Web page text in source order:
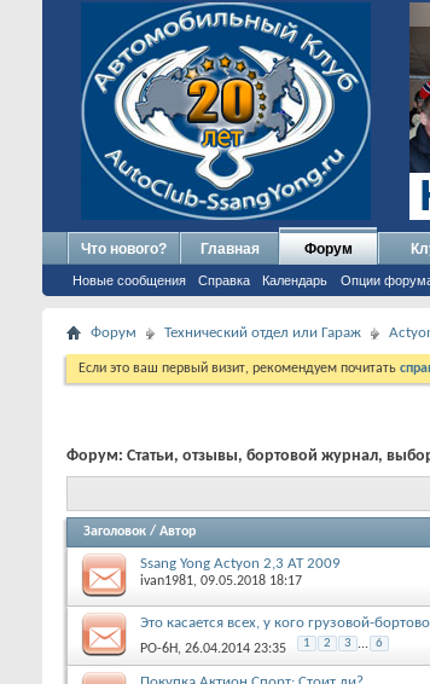
Что нового? Главная Форум
Новые сообщения Справка Календарь Опции
Форум Технический отдел или Гараж
Если это ваш первый визит, рекомендуем почитать
Форум: Статьи, отзывы, бортовой журнал,
Заголовок / Автор
Ssang Yong Actyon 2,3 AT 2009
ivan1981, 09.05.2018 18:17
Это касается всех, у кого грузовой-
РО-6Н, 26.04.2014 23:35 1 2 3 ... 6